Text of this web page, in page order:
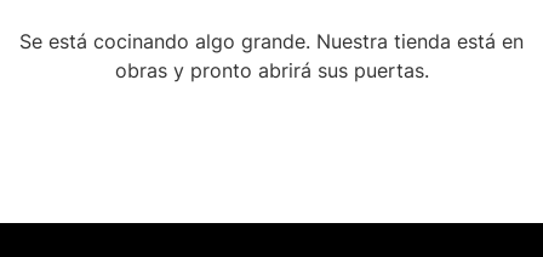
Se está cocinando algo grande. Nuestra tienda está en
obras y pronto abrirá sus puertas.